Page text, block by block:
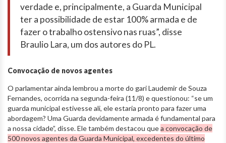
verdade e, principalmente, a Guarda Municipal
ter a possibilidade de estar 100% armada e de
fazer o trabalho ostensivo nas ruas”, disse
Braulio Lara, um dos autores do PL.
Convocação de novos agentes
O parlamentar ainda lembrou a morte do gari Laudemir de Souza
Fernandes, ocorrida na segunda-feira (11/8) e questionou: “se um
guarda municipal estivesse ali, ele estaria pronto para fazer uma
abordagem? Uma Guarda devidamente armada é fundamental para
a nossa cidade”, disse. Ele também destacou quea convocação de
500 novos agentes da Guarda Municipal, excedentes do último